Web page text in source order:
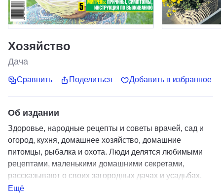
Хозяйство
Дача
Сравнить Поделиться Добавить в избранное
Об издании
Здоровье, народные рецепты и советы врачей, сад и
огород, кухня, домашнее хозяйство, домашние
питомцы, рыбалка и охота. Люди делятся любимыми
рецептами, маленькими домашними секретами,
рассказывают о своих загородных дачах и усадьбах.
Комментарии юристов социального характера. Все эти
Ещё